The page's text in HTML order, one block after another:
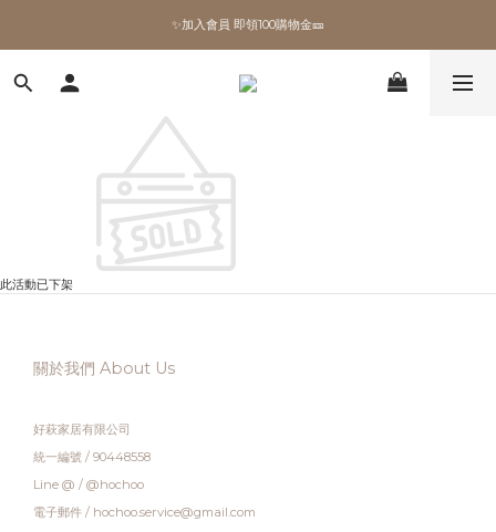
✨加入會員 即領100購物金🎫
✨加入會員 即領100購物金🎫
全館滿額現折🔥
加拿大Umbra．買千送百🎫
✨加入會員 即領100購物金🎫
此活動已下架
關於我們 About Us
好萩家居有限公司
統一編號 / 90448558
Line @ / @hochoo
電子郵件 / hochoo.service@gmail.com